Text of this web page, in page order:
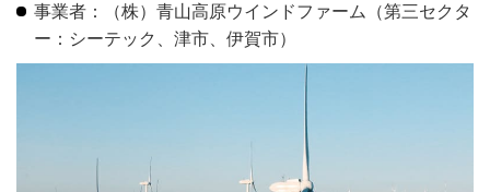
事業者：（株）青山高原ウインドファーム（第三セクタ
ー：シーテック、津市、伊賀市）